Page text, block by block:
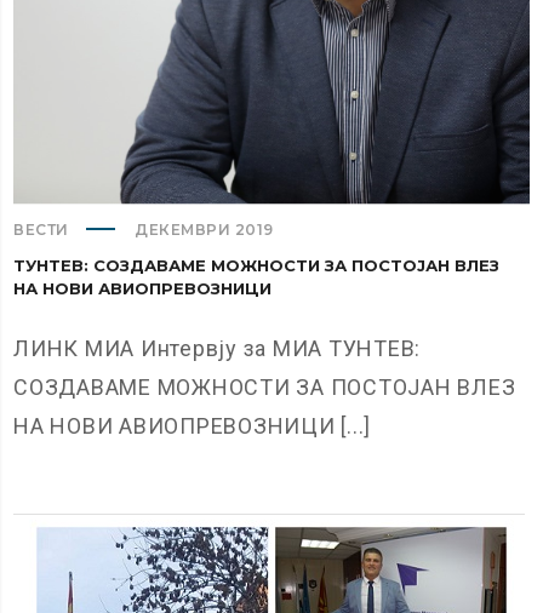
ВЕСТИ ДЕКЕМВРИ 2019
ТУНТЕВ: СОЗДАВАМЕ МОЖНОСТИ ЗА ПОСТОЈАН ВЛЕЗ
НА НОВИ АВИОПРЕВОЗНИЦИ
ЛИНК МИА Интервју за МИА ТУНТЕВ:
СОЗДАВАМЕ МОЖНОСТИ ЗА ПОСТОЈАН ВЛЕЗ
НА НОВИ АВИОПРЕВОЗНИЦИ [...]